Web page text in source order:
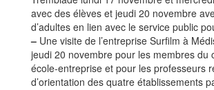
avec des élèves et jeudi 20 novembre
d’adultes en lien avec le service public
– Une visite de l’entreprise Surfilm à
jeudi 20 novembre pour les membres du
école-entreprise et pour les professeurs
d’orientation des quatre établissements